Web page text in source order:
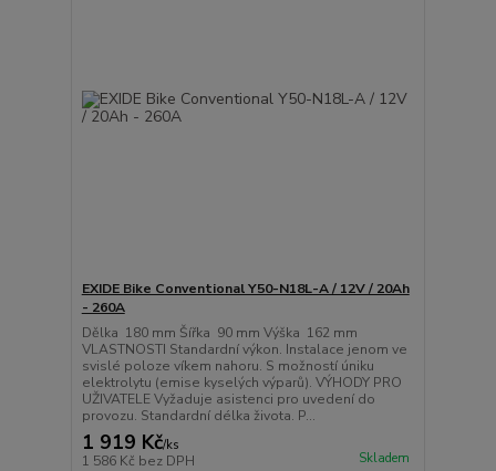
EXIDE Bike Conventional Y50-N18L-A / 12V / 20Ah
- 260A
Dělka 180 mm Šířka 90 mm Výška 162 mm
VLASTNOSTI Standardní výkon. Instalace jenom ve
svislé poloze víkem nahoru. S možností úniku
elektrolytu (emise kyselých výparů). VÝHODY PRO
UŽIVATELE Vyžaduje asistenci pro uvedení do
provozu. Standardní délka života. P...
1 919 Kč/ks
1 586 Kč bez DPH Skladem